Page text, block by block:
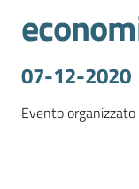
Tutelare
Impresa
e
Consumatore
07-12-2020
Evento